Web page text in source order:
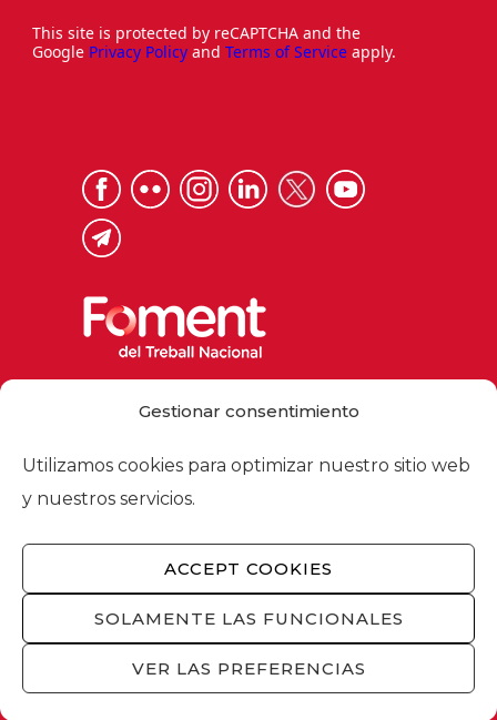
Gestionar consentimiento
Utilizamos cookies para optimizar nuestro sitio web
y nuestros servicios.
ACCEPT COOKIES
SOLAMENTE LAS FUNCIONALES
VER LAS PREFERENCIAS
This site is protected by reCAPTCHA and the
Google Privacy Policy and Terms of Service apply.
foment@foment.com
© 2026 - Foment del Treball Nacional
de privacidad /Política de cookies
Privacidad redes sociales